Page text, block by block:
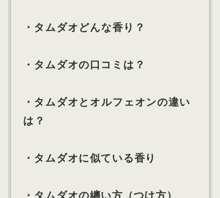
・タムダオどんな香り？
・タムダオの口コミは？
・タムダオとオルフェオンの違い
は？
・タムダオに似ている香り